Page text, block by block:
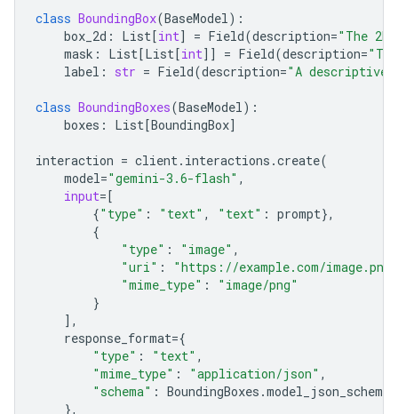
class BoundingBox(BaseModel):
box_2d : List[int] = Field(description="The
mask : List[List[int]] = Field(description=
label : str = Field(description="A
class BoundingBoxes(BaseModel):
boxes : List[BoundingBox]
interaction = client. interactions .create(
model="gemini-3.6-flash" ,
input=[
{"type" : "text" , "text" : prompt},
{
"type" : "image" ,
"uri" :
"https://example.com/image.png"
"mime_type" :
"image/png"
}
],
response_format={
"type" : "text" ,
"mime_type" : "application/json" ,
"schema" : BoundingBoxes .model_json_schema
},